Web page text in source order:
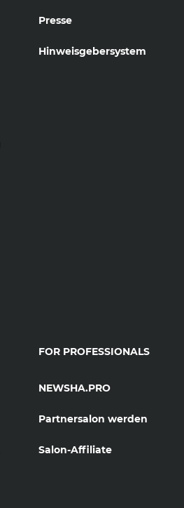
Presse
Hinweisgebersystem
FOR PROFESSIONALS
NEWSHA.PRO
Partnersalon werden
Salon-Affiliate